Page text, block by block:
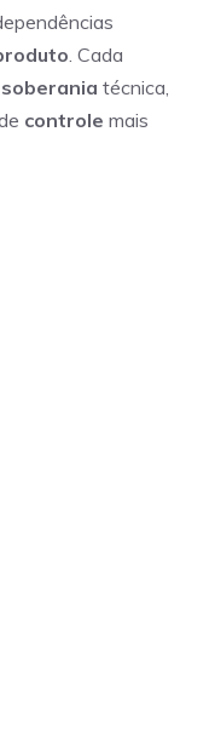
. Cada
soberania técnica,
controle mais